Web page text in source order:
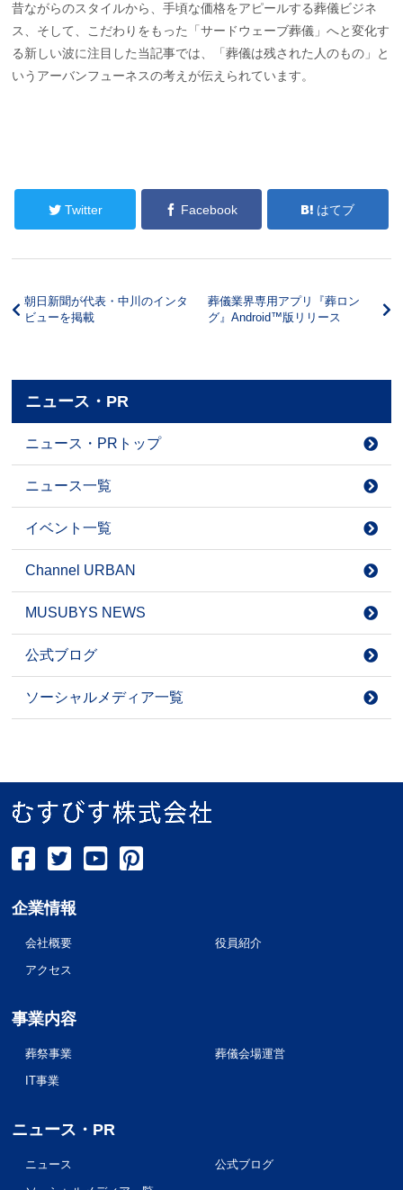
昔ながらのスタイルから、手頃な価格をアピールする葬儀ビジネ
ス、そして、こだわりをもった「サードウェーブ葬儀」へと変化す
る新しい波に注目した当記事では、「葬儀は残された人のもの」と
いうアーバンフューネスの考えが伝えられています。
Twitter Facebook はてブ
朝日新聞が代表・中川のインタ
ビューを掲載
葬儀業界専用アプリ『葬ロン
グ』Android™版リリース
ニュース・PR
ニュース・PRトップ
ニュース一覧
イベント一覧
Channel URBAN
MUSUBYS NEWS
公式ブログ
ソーシャルメディア一覧
企業情報
会社概要
役員紹介
アクセス
事業内容
葬祭事業
葬儀会場運営
IT事業
ニュース・PR
ニュース
公式ブログ